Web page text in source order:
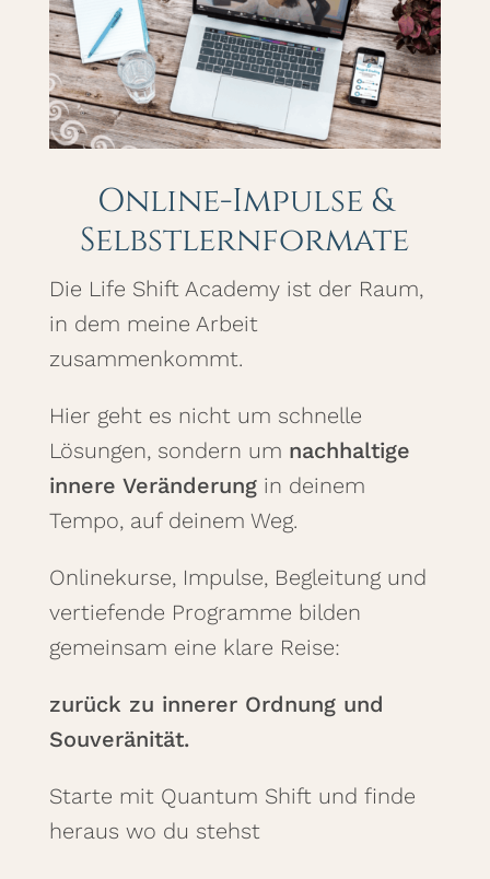
Online-Impulse &
Selbstlernformate
Die Life Shift Academy ist der Raum,
in dem meine Arbeit
zusammenkommt.
Hier geht es nicht um schnelle
Lösungen, sondern um nachhaltige
innere Veränderungin deinem
Tempo, auf deinem Weg.
Onlinekurse, Impulse, Begleitung und
vertiefende Programme bilden
gemeinsam eine klare Reise:
zurück zu innerer Ordnung und
Souveränität.
Starte mit Quantum Shift und finde
heraus wo du stehst